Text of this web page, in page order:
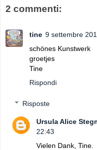
2 commenti:
tine 9 settembre
schönes Kunstwerk
groetjes
Tine
Rispondi
Risposte
Ursula Alice
22:43
Vielen Dank, Tine.